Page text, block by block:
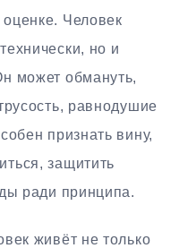
Человек
но и
может обмануть,
равнодушие
признать вину,
защитить
ради принципа.
живёт не только